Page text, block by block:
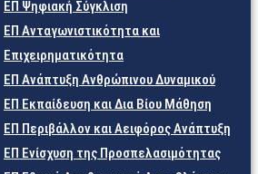
ΕΠ Ψηφιακή Σύγκλιση
ΕΠ Ανταγωνιστικότητα και
Επιχειρηματικότητα
ΕΠ Ανάπτυξη Ανθρώπινου Δυναμικού
ΕΠ Εκπαίδευση και Δια Βίου Μάθηση
ΕΠ Περιβάλλον και Αειφόρος Ανάπτυξη
ΕΠ Ενίσχυση της Προσπελασιμότητας